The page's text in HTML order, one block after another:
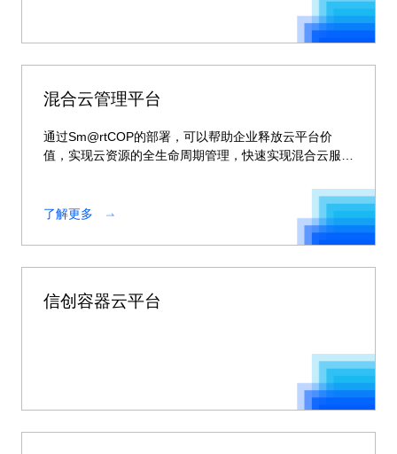
混合云管理平台
通过Sm@rtCOP的部署，可以帮助企业释放云平台价
值，实现云资源的全生命周期管理，快速实现混合云服务
了解更多
信创容器云平台